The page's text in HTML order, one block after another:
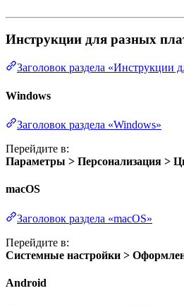
Инструкции для разных
Заголовок раздела «Инструкции
Windows
Заголовок раздела «Windows»
Перейдите в:
Параметры > Персонализация >
macOS
Заголовок раздела «macOS»
Перейдите в:
Системные настройки >
Android